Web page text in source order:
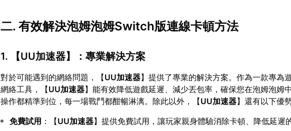
二. 有效解決泡姆泡姆Switch版連線卡頓方法
1. 【UU加速器】：專業解決方案
對於可能遇到的網絡問題，【UU加速器】提供了專業的解決方案。作為一款專為
網絡工具，【UU加速器】能有效降低遊戲延遲、減少丟包率，確保您在泡姆泡姆
操作都精準到位，每一場戰鬥都酣暢淋漓。除此以外，【UU加速器】還有以下優
免費試用 ：【UU加速器】提供免費試用，讓玩家親身體驗消除卡頓、降低延遲